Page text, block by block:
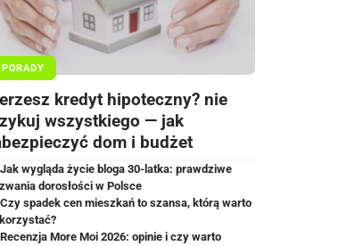
PORADY
kredyt hipoteczny? nie
wszystkiego — jak
dom i budżet
Jak wygląda życie bloga 30-latka: prawdziwe
dorosłości w Polsce
Czy spadek cen mieszkań to szansa, którą warto
Recenzja More Moi 2026: opinie i czy warto